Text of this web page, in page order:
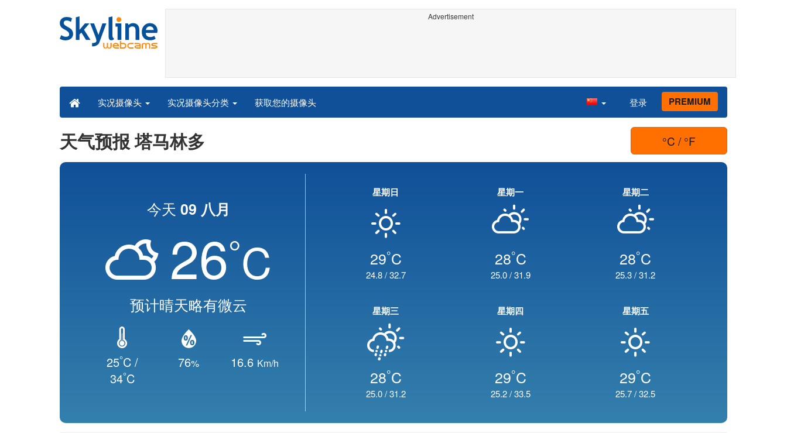
Advertisement
实况摄像头 实况摄像头分类 获取您的摄像头 登录 PREMIUM
天气预报 塔马林多 °C / °F
今天 09 八月
26°C
预计晴天略有微云
25°C /
34°C
76% 16.6 Km/h
星期日
29°C
24.8/32.7
星期一
28°C
25.0/31.9
星期二
28°C
25.3/31.2
星期三
28°C
25.0/31.2
星期四
29°C
25.2/33.5
星期五
29°C
25.7/32.5